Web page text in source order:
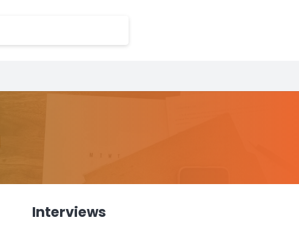
Interviews